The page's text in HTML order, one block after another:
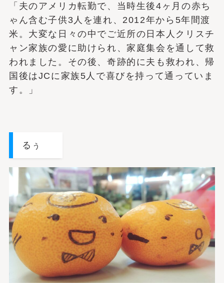
「夫のアメリカ転勤で、当時生後4ヶ月の赤ち
ゃん含む子供3人を連れ、2012年から5年間渡
米。大変な日々の中でご近所の日本人クリスチ
ャン家族の愛に助けられ、家庭集会を通して救
われました。その後、奇跡的に夫も救われ、帰
国後はJCに家族5人で喜びを持って通っていま
す。」
るぅ